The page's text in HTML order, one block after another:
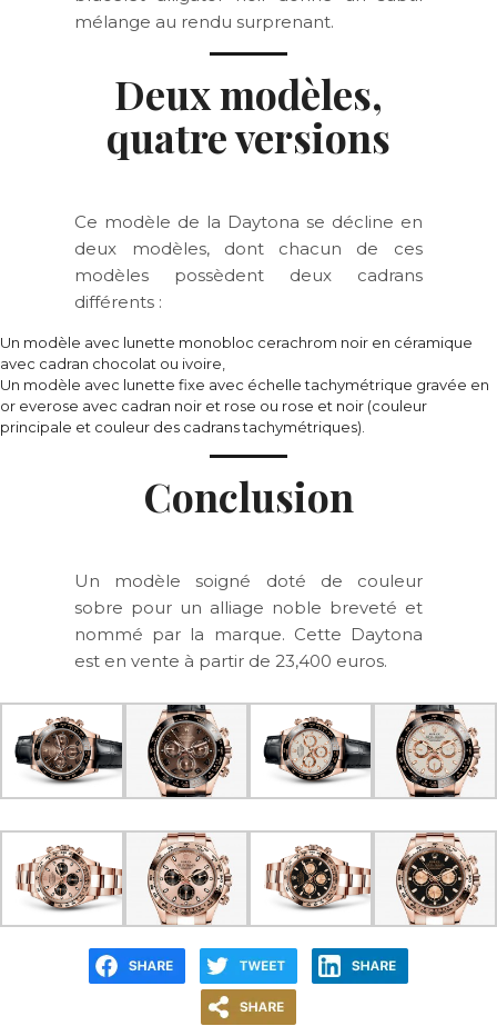
mélange au rendu surprenant.
Deux modèles,
quatre versions
Ce modèle de la Daytona se décline en
deux modèles, dont chacun de ces
modèles possèdent deux cadrans
différents :
Un modèle avec lunette monobloc cerachrom noir en céramique
avec cadran chocolat ou ivoire,
Un modèle avec lunette fixe avec échelle tachymétrique gravée en
or everose avec cadran noir et rose ou rose et noir (couleur
principale et couleur des cadrans tachymétriques).
Conclusion
Un modèle soigné doté de couleur
sobre pour un alliage noble breveté et
nommé par la marque. Cette Daytona
est en vente à partir de 23,400 euros.